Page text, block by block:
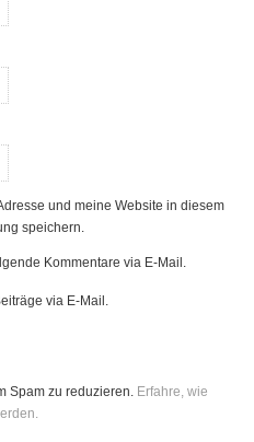
und meine Website in diesem
speichern.
Kommentare via E-Mail.
via E-Mail.
Spam zu reduzieren. Erfahre, wie